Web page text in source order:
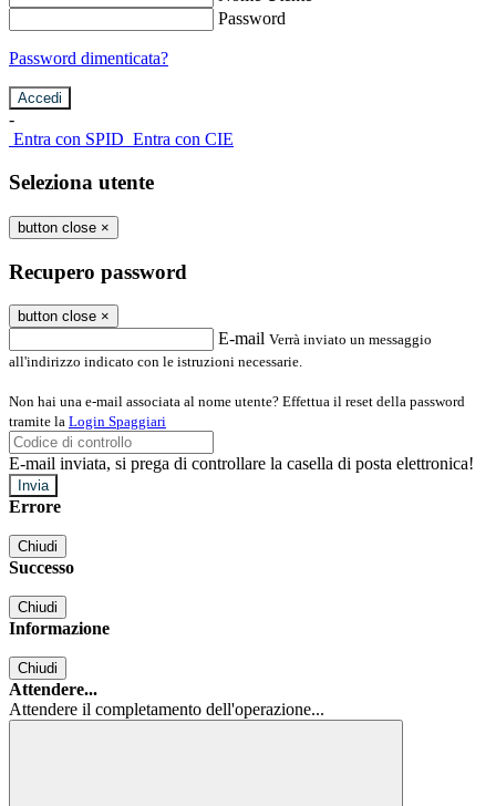
Password
Password dimenticata?
-
Entra con SPID Entra con CIE
Seleziona utente
button close ×
Recupero password
button close ×
E-mail Verrà inviato un messaggio
all'indirizzo indicato con le istruzioni necessarie.
Non hai una e-mail associata al nome utente? Effettua il reset della password
tramite la Login Spaggiari
E-mail inviata, si prega di controllare la casella di posta elettronica!
Errore
Chiudi
Successo
Chiudi
Informazione
Chiudi
Attendere...
Attendere il completamento dell'operazione...